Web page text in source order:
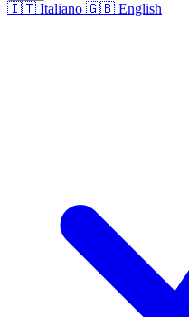
🇮🇹 Italiano 🇬🇧 English